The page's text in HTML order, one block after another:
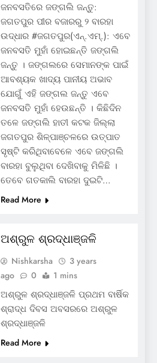
ଜନବସତିରେ ଜଙ୍ଗଲି ଜନ୍ତୁ:
ଜଗତପୁର ପୀର ବଜାରରୁ ୨ ବାରହା
ଉଦ୍ଧାର #ଜଗତପୁର(ଏନ୍‌.ଏମ୍‌.): ଏବେ
ଜନବସତି ମୁହାଁ ହୋଇଛନ୍ତି ଜଙ୍ଗଲି
ଜନ୍ତୁ । ଜଙ୍ଗଲରେ ସେମାନଙ୍କ ପାଇଁ
ଆବଶ୍ୟକ ଖାଦ୍ୟ ପାନୀୟ ଅଭାବ
ଯୋଗୁଁ ଏହି ଜଙ୍ଗଲ ଜନ୍ତୁ ଏବେ
ଜନବସତି ମୁହାଁ ହେଉଛନ୍ତି । କିଛିଦିନ
ତଳେ ଜଙ୍ଗଲି ହାତୀ କଟକ ଜିଲ୍ଲା
ଜଗତପୁର ଶିଳ୍ପାଞ୍ଚଳରେ ଉତ୍ପାତ
ସୃଷ୍ଟି କରିଥିବାବେଳେ ଏବେ ଜଙ୍ଗଲି
ବାରହା ବୁଲୁଥିବା ଦେଖିବାକୁ ମିଳିଛି ।
ତେବେ ଗତକାଲି ବାରହା ଦୁଇଟି…
Read More
ଅଶ୍ରୁଳ ଶ୍ରଦ୍ଧାଞ୍ଜଳି
Nishkarsha
3 years
ago
0 1 mins
ଅଶ୍ରୁଳ ଶ୍ରଦ୍ଧାଞ୍ଜଳି ପ୍ରଥମ ବାର୍ଷିକ
ଶ୍ରାଦ୍ଧ ଦିବସ ଅବସରରେ ଅଶ୍ରୁଳ
ଶ୍ରଦ୍ଧାଞ୍ଜଳି
Read More